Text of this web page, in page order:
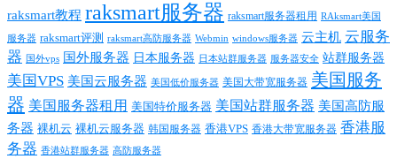
raksmart教程 raksmart服务器 raksmart服务器租用 RAksmart美国
服务器 raksmart评测 raksmart高防服务器 Webmin windows服务器 云主机 云服务
器 国外vps 国外服务器 日本服务器 日本站群服务器 服务器安全 站群服务器
美国VPS 美国云服务器 美国低价服务器 美国大带宽服务器 美国服务
器 美国服务器租用 美国特价服务器 美国站群服务器 美国高防服
务器 裸机云 裸机云服务器 韩国服务器 香港VPS 香港大带宽服务器 香港服
务器 香港站群服务器 高防服务器